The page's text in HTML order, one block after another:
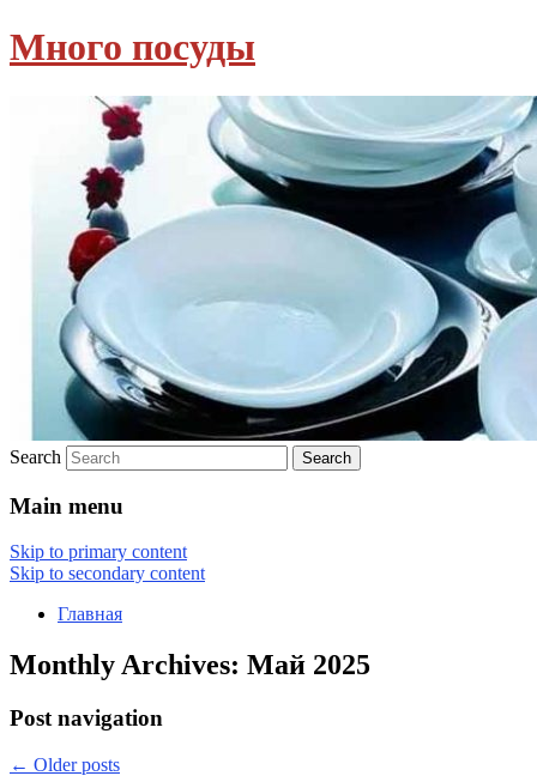
Много посуды
Search
Main menu
Skip to primary content
Skip to secondary content
Главная
Monthly Archives: Май 2025
Post navigation
← Older posts